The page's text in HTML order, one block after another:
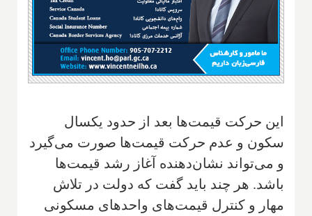
این حرکت قیمت‌ها بعد از حدود یکسال
سکون و عدم حرکت قیمت‌ها صورت می‌گیرد
و می‌تواند‌ نشان‌دهنده آغاز رشد قیمت‌ها
باشد. هر چند باید گفت که دولت در تلاش
مهار و کنترل قیمت‌های واحدهای مسکونی